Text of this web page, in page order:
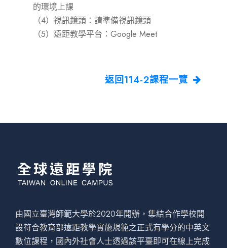
的環境上課
（4）視訊鏡頭：請準備視訊鏡頭
（5）遠距教學平台：Google Meet
返回114-2課程一覽
由國立臺灣師範大學於2020年開辦，集結合作學校開
設符合教育部遠距教學實施規範之正式有學分的中英文
數位課程，國內外社會人士透過該平臺即可在線上完成